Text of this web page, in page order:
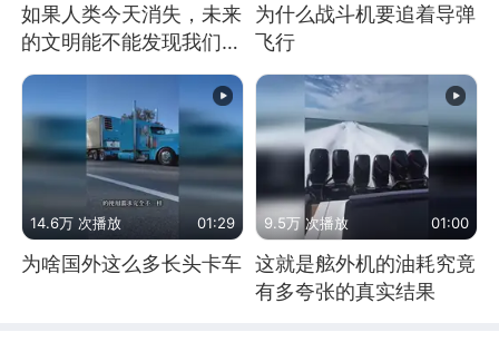
如果人类今天消失，未来
的文明能不能发现我们存
在过？
为什么战斗机要追着导弹
飞行
14.6万 次播放 01:29
为啥国外这么多长头卡车
9.5万 次播放 01:00
这就是舷外机的油耗究竟
有多夸张的真实结果